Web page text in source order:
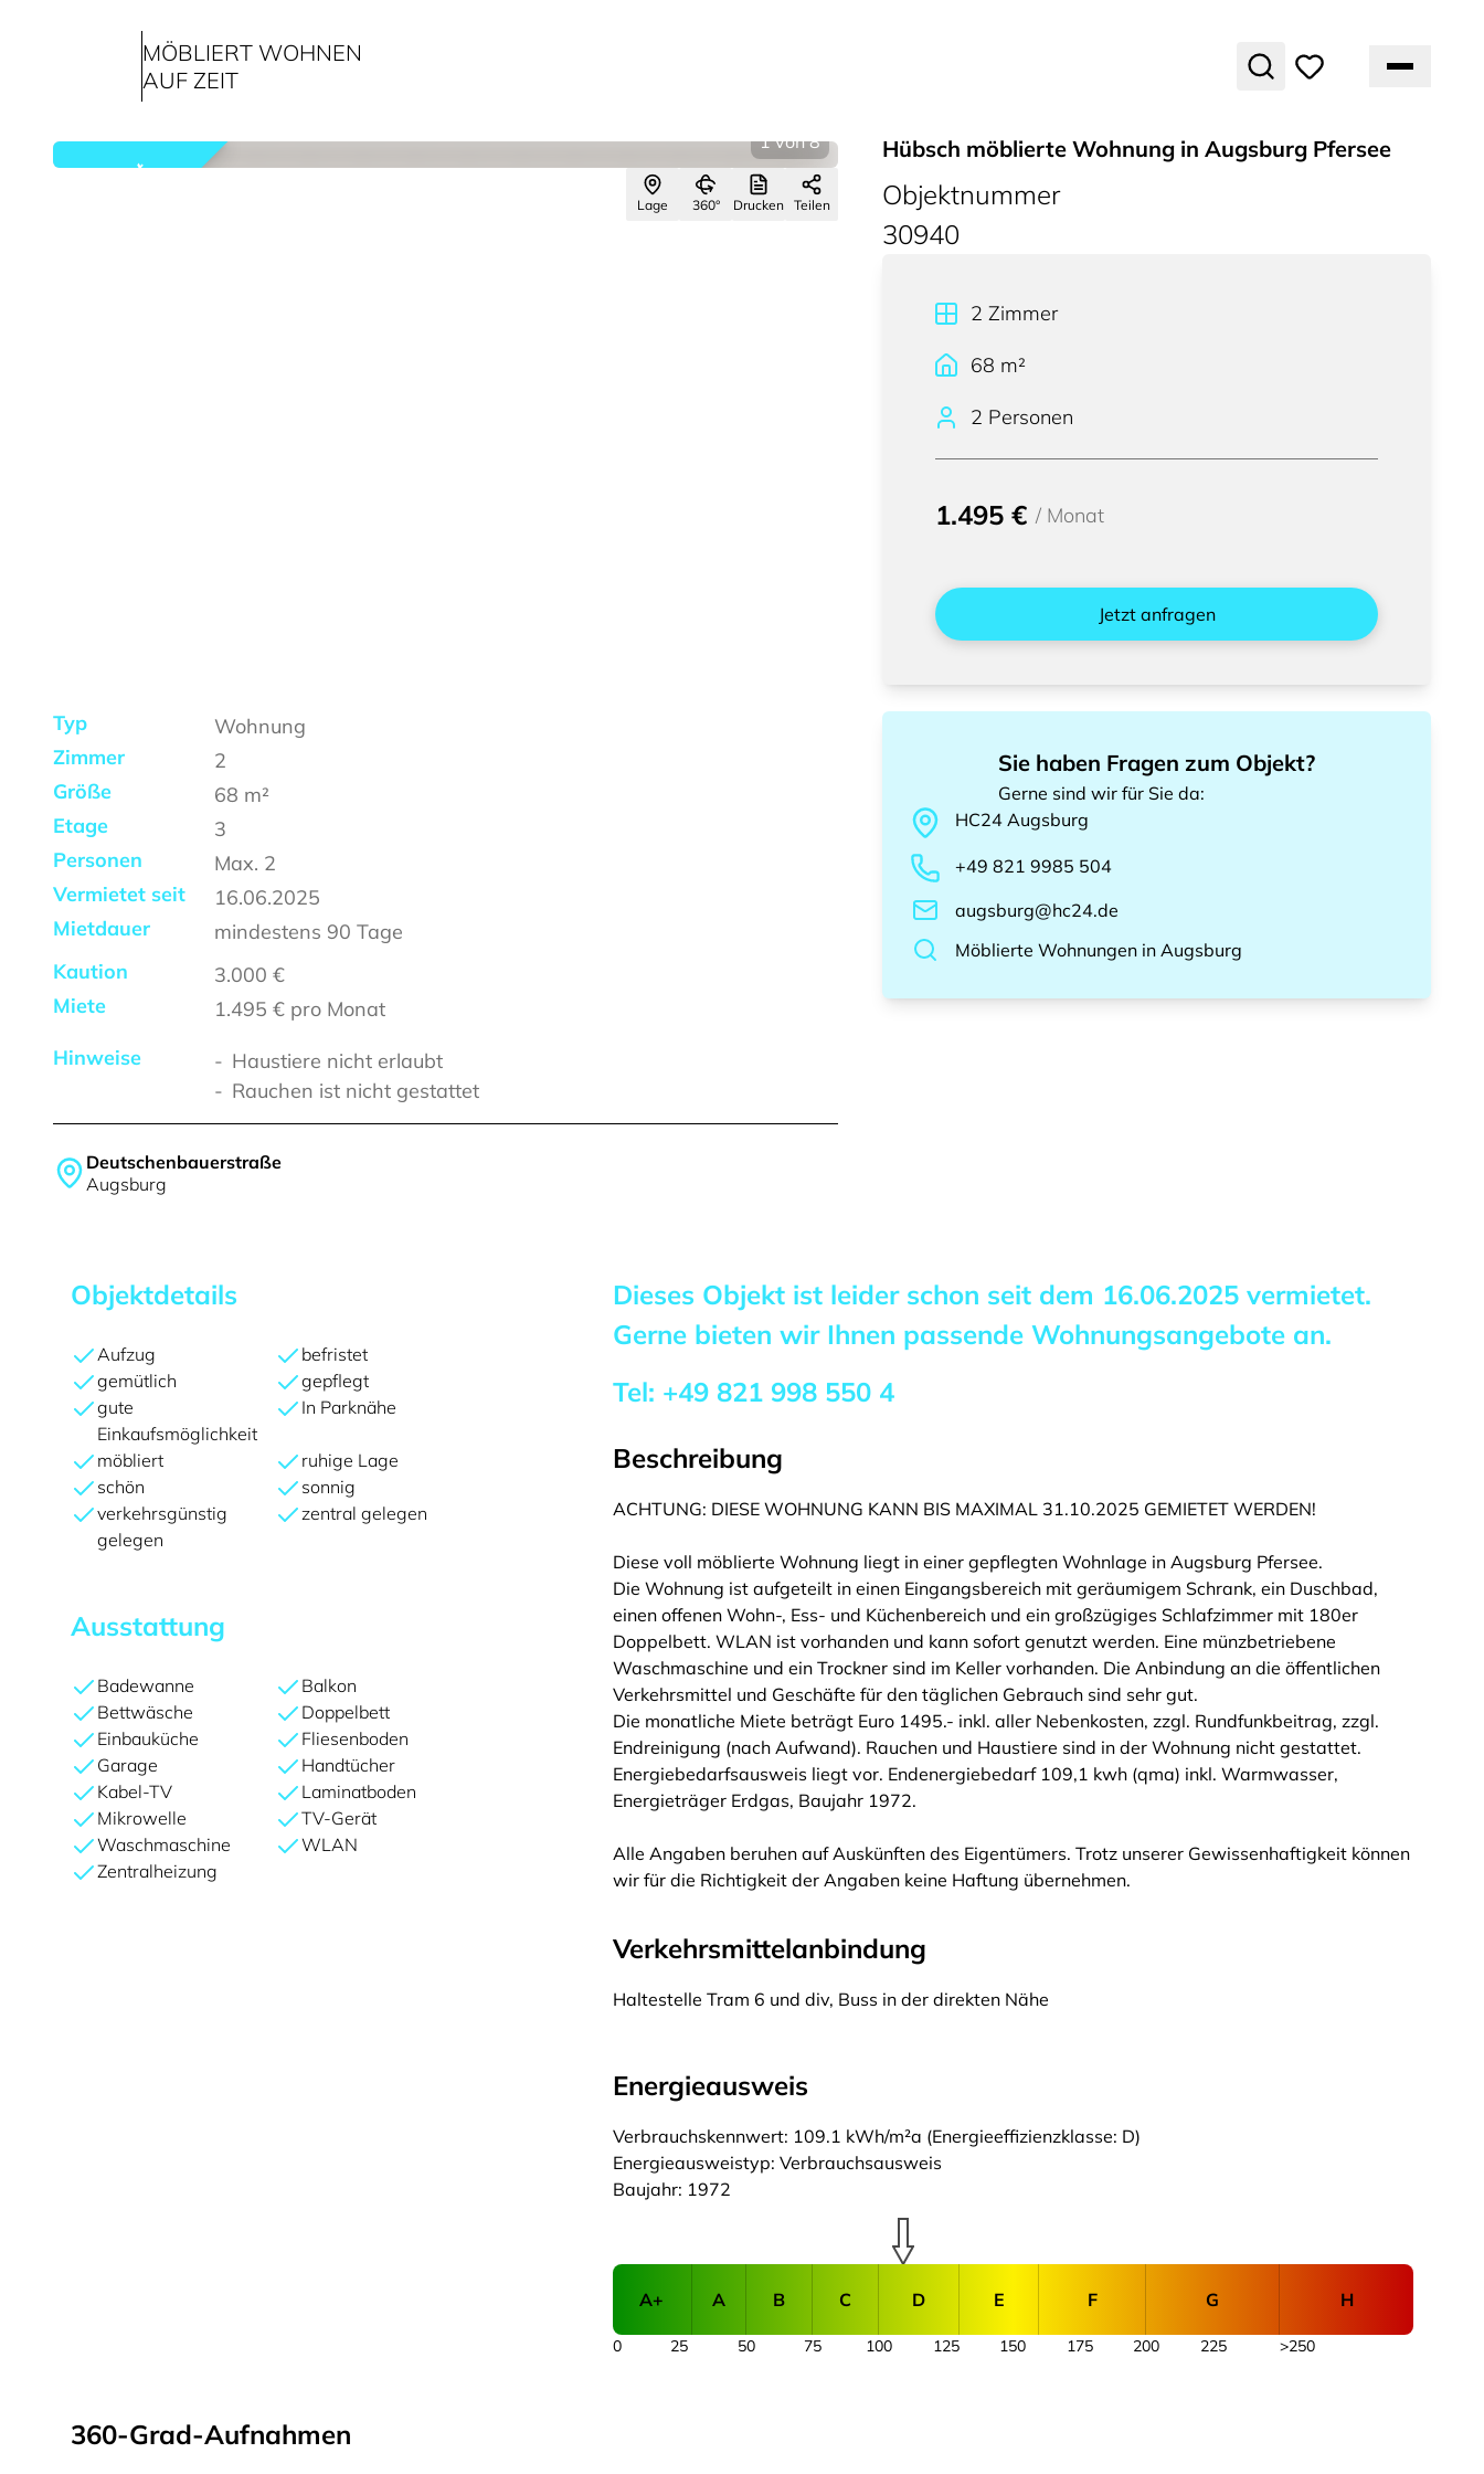
MÖBLIERT WOHNEN
AUF ZEIT
1 von 8
Lage 360° Drucken Teilen
Hübsch möblierte Wohnung in Augsburg Pfersee
Deutschenbauerstraße
Augsburg
Objektnummer
30940
Typ
Wohnung
Zimmer
2
Größe
68 m²
Etage
3
Personen
Max. 2
Vermietet seit
16.06.2025
Mietdauer
mindestens 90 Tage
Kaution
3.000 €
Miete
1.495 € pro Monat
Hinweise
Haustiere nicht erlaubt
Rauchen ist nicht gestattet
2 Zimmer
68 m²
2 Personen
1.495 € / Monat
Jetzt anfragen
Sie haben Fragen zum Objekt?
Gerne sind wir für Sie da:
HC24Augsburg
+49 821 9985 504
augsburg@hc24.de
Möblierte Wohnungen inAugsburg
Objektdetails
Aufzug
befristet
gemütlich
gepflegt
gute
Einkaufsmöglichkeit
In Parknähe
möbliert
ruhige Lage
schön
sonnig
verkehrsgünstig
gelegen
zentral gelegen
Ausstattung
Badewanne
Balkon
Bettwäsche
Doppelbett
Einbauküche
Fliesenboden
Garage
Handtücher
Kabel-TV
Laminatboden
Mikrowelle
TV-Gerät
Waschmaschine
WLAN
Zentralheizung
Dieses Objekt ist leider schon seit dem 16.06.2025vermietet.
Gerne bieten wir Ihnen passende Wohnungsangebote an.
Tel: +49 821 998 550 4
Beschreibung
ACHTUNG: DIESE WOHNUNG KANN BIS MAXIMAL 31.10.2025 GEMIETET WERDEN!
Diese voll möblierte Wohnung liegt in einer gepflegten Wohnlage in Augsburg Pfersee.
Die Wohnung ist aufgeteilt in einen Eingangsbereich mit geräumigem Schrank, ein Duschbad,
einen offenen Wohn-, Ess- und Küchenbereich und ein großzügiges Schlafzimmer mit 180er
Doppelbett. WLAN ist vorhanden und kann sofort genutzt werden. Eine münzbetriebene
Waschmaschine und ein Trockner sind im Keller vorhanden. Die Anbindung an die öffentlichen
Verkehrsmittel und Geschäfte für den täglichen Gebrauch sind sehr gut.
Die monatliche Miete beträgt Euro 1495.- inkl. aller Nebenkosten, zzgl. Rundfunkbeitrag, zzgl.
Endreinigung (nach Aufwand). Rauchen und Haustiere sind in der Wohnung nicht gestattet.
Energiebedarfsausweis liegt vor. Endenergiebedarf 109,1 kwh (qma) inkl. Warmwasser,
Energieträger Erdgas, Baujahr 1972.
Alle Angaben beruhen auf Auskünften des Eigentümers. Trotz unserer Gewissenhaftigkeit können
wir für die Richtigkeit der Angaben keine Haftung übernehmen.
Verkehrsmittelanbindung
Haltestelle Tram 6 und div, Buss in der direkten Nähe
Energieausweis
Verbrauchskennwert: 109.1 kWh/m²a (Energieeffizienzklasse: D)
Energieausweistyp: Verbrauchsausweis
Baujahr: 1972
A+ A B C D E F G H
25 50 75 100 125 150 175 200 225
0 >250
360-Grad-Aufnahmen